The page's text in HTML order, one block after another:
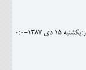
15 دی 1387-0:0